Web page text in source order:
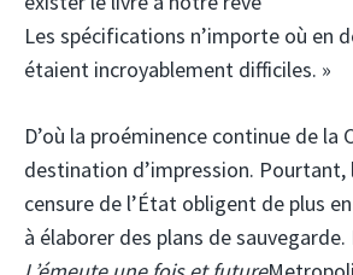
Les spécifications n’importe où en
étaient incroyablement difficiles. »
D’où la proéminence continue de la
destination d’impression. Pourtant,
censure de l’État obligent de plus
à élaborer des plans de sauvegarde.